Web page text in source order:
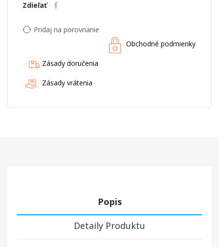
Zdieľať
Pridaj na porovnanie
Obchodné podmienky
Zásady doručenia
Zásady vrátenia
Popis
Detaily Produktu